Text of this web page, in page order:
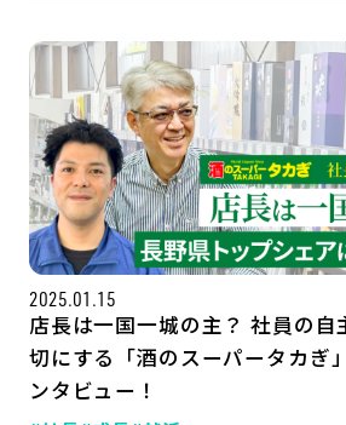
企業・業界研究はイ
記事一覧
2025.01.15
店長は一国一城の主？ 社員の自
切にする「酒のスーパータカぎ
ンタビュー！